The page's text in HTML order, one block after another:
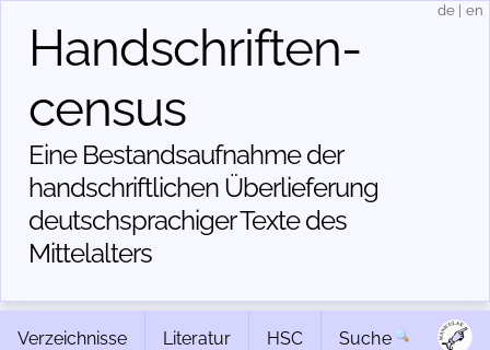
Handschriften­
census
Eine Bestandsaufnahme der
handschriftlichen Über­lieferung
deutschsprachiger Texte des
Mittelalters
de en
Verzeichnisse Literatur HSC Suche